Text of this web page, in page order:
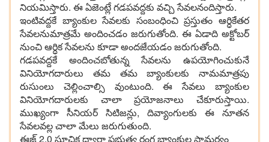
నియ‌మిస్తారు. ఈ ఏజెంట్లే గ‌డ‌ప‌వద్ద‌కు వ‌చ్చి సేవ‌లనందిస్తారు.
ఇంటివ‌ద్ద‌కే బ్యాంకుల సేవ‌ల‌కు సంబంధించి ప్ర‌స్తుతం ఆర్ధికేతర‌
సేవ‌ల‌నుమాత్ర‌మే అందించ‌డం జ‌రుగుతోంది. ఈ ఏడాది అక్టోబ‌ర్
నుంచి ఆర్ధిక సేవ‌ల‌ను కూడా అంద‌జేయ‌డం జ‌రుగుతోంది.
గ‌డ‌ప‌వ‌ద్దకే అందించ‌బోతున్న సేవ‌ల‌ను ఉప‌యోగించుకునే
వినియోగ‌దారులు త‌మ త‌మ బ్యాంకులకు నామ‌మాత్ర‌పు
రుసుంలు చెల్లించాల్సి వుంటుంది. ఈ సేవ‌లు బ్యాంకుల
వినియోగ‌దారుల‌కు చాలా ప్ర‌యోజ‌నాలు చేకూరుస్తాయి.
ముఖ్యంగా సీనియ‌ర్ సిటిజ‌న్లు, దివ్యాంగుల‌కు ఈ నూత‌న
సేవ‌ల‌వ‌ల్ల చాలా మేలు జ‌రుగుతుంది.
ఈజ్ 2.0 సూచిక ద్వారా ప్ర‌భుత్వ రంగ బ్యాంకుల సామ‌ర్థ్యం